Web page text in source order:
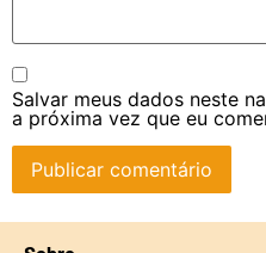
Salvar meus dados neste
a próxima vez que eu